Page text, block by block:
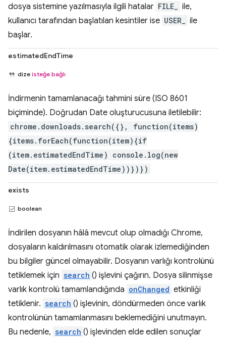
dosya sistemine yazılmasıyla ilgili hatalar FILE_
ile,
kullanıcı tarafından başlatılan kesintiler ise USER_
ile
başlar.
estimatedEndTime
dize isteğe bağlı
İndirmenin tamamlanacağı tahmini süre (ISO 8601
biçiminde). Doğrudan Date oluşturucusuna iletilebilir:
chrome.downloads.search({}, function(items)
{items.forEach(function(item){if
(item.estimatedEndTime) console.log(new
Date(item.estimatedEndTime))})})
exists
boolean
İndirilen dosyanın hâlâ mevcut olup olmadığı Chrome,
dosyaların kaldırılmasını otomatik olarak izlemediğinden
bu bilgiler güncel olmayabilir. Dosyanın varlığı kontrolünü
tetiklemek için search () işlevini çağırın. Dosya silinmişse
varlık kontrolü tamamlandığında onChanged etkinliği
tetiklenir. search () işlevinin, döndürmeden önce varlık
kontrolünün tamamlanmasını beklemediğini unutmayın.
Bu nedenle, search () işlevinden elde edilen sonuçlar